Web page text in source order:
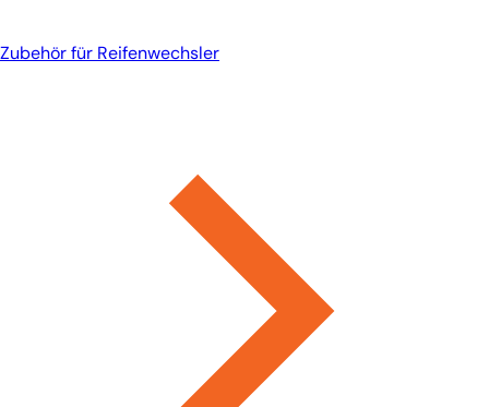
Zubehör für Reifenwechsler